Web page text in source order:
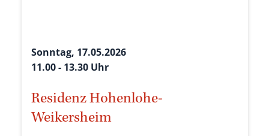
Sonntag, 17.05.2026
11.00 - 13.30 Uhr
Residenz Hohenlohe-
Weikersheim